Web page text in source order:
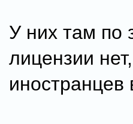
У них там по
лицензии
иностранцев